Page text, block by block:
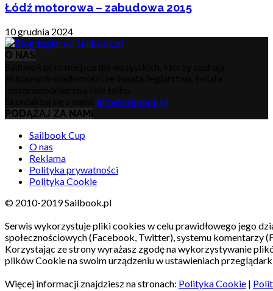
Łódź motorowa – zabudowa 2015
10 grudnia 2024
O NAS
info@sailbook.pl
PODĄŻAJ ZA NAMI
Sailbook Cup
O nas
Reklama
Polityka prywatności
Polityka Cookie
© 2010-2019 Sailbook.pl
Serwis wykorzystuje pliki cookies w celu prawidłowego jego
społecznościowych (Facebook, Twitter), systemu komentarzy
Korzystając ze strony wyrażasz zgodę na wykorzystywanie
plików Cookie na swoim urządzeniu w ustawieniach
Więcej informacji znajdziesz na stronach: Polityka Cookie |